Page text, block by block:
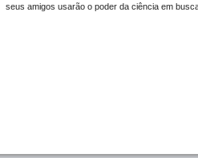
seus amigos usarão o poder da ciência em